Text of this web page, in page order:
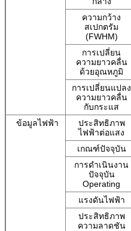
ความกว้าง
สเปกตรัม
(FWHM)
การเปลี่ยน
ความยาวคลื่น
ด้วยอุณหภูมิ
การเปลี่ยนแปลง
ความยาวคลื่น
กับกระแส
ข้อมูลไฟฟ้า
ประสิทธิภาพ
ไฟฟ้าต่อแสง
เกณฑ์ปัจจุบัน
การดำเนินงาน
ปัจจุบัน
Operating
แรงดันไฟฟ้า
ประสิทธิภาพ
ความลาดชัน